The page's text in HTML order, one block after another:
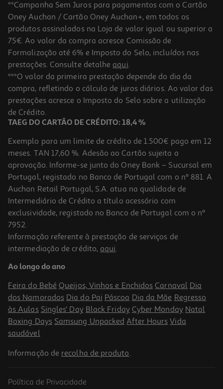
**Campanha Sem Juros para pagamentos com o Cartão
Oney Auchan / Cartão Oney Auchan+, em todos os
produtos assinalados na Loja de valor igual ou superior a
75€. Ao valor da compra acresce Comissão de
Formalização até 6% e Imposto do Selo, incluídos nas
prestações. Consulte detalhe aqui.
***O valor da primeira prestação depende do dia da
compra, refletindo o cálculo de juros diários. Ao valor das
prestações acresce o Imposto do Selo sobre a utilização
de Crédito.
TAEG DO CARTÃO DE CRÉDITO: 18,4 %
Exemplo para um limite de crédito de 1.500€ pago em 12
meses. TAN 17,60 %. Adesão ao Cartão sujeita a
aprovação. Informe-se junto do Oney Bank – Sucursal em
Portugal, registado no Banco de Portugal com o nº 881. A
Auchan Retail Portugal, S.A. atua na qualidade de
Intermediário de Crédito a título acessório com
exclusividade, registado no Banco de Portugal com o nº
7952.
Informação referente à prestação de serviços de
intermediação de crédito, aqui.
Ao longo do ano
Feira do Bebé Queijos, Vinhos e Enchidos Carnaval Dia
dos Namorados Dia do Pai Páscoa Dia da Mãe Regresso
às Aulas Singles' Day Black Friday Cyber Monday Natal
Boxing Days Samsung Unpacked After Hours Vida
saudável
Informação de recolha de produto.
Política de Privacidade